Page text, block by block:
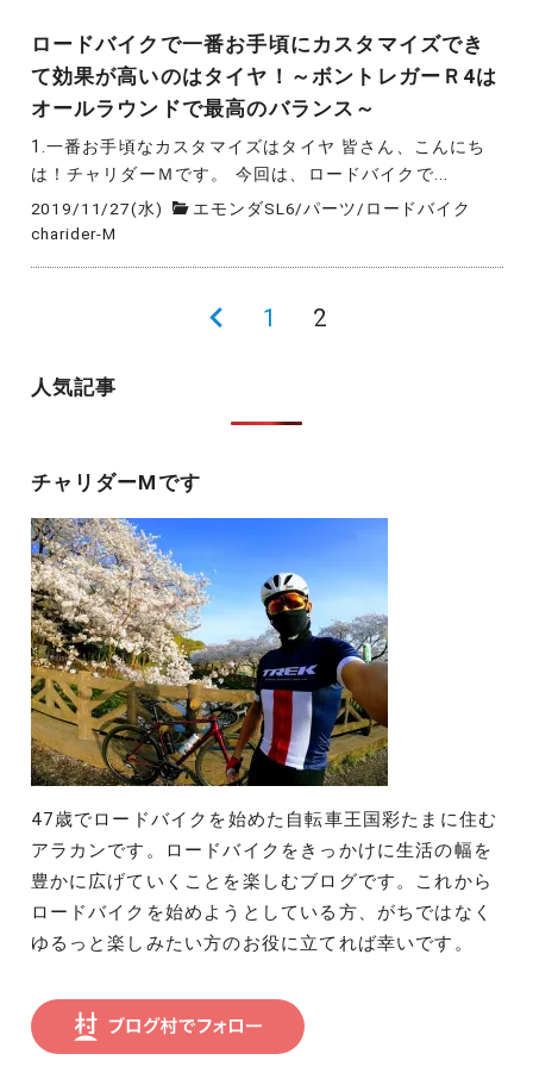
ロードバイクで一番お手頃にカスタマイズでき
て効果が高いのはタイヤ！～ボントレガーＲ4は
オールラウンドで最高のバランス～
1.一番お手頃なカスタマイズはタイヤ 皆さん、こんにち
は！チャリダーＭです。 今回は、ロードバイクで...
2019/11/27(水) エモンダSL6/パーツ/ ロードバイク
charider-M
の
ー
ジ
送
り
前1 2
人気記事
チャリダーMです
47歳でロードバイクを始めた自転車王国彩たまに住む
アラカンです。ロードバイクをきっかけに生活の幅を
豊かに広げていくことを楽しむブログです。これから
ロードバイクを始めようとしている方、がちではなく
ゆるっと楽しみたい方のお役に立てれば幸いです。